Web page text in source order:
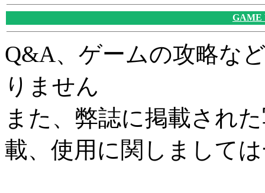
GAME
Q&A、ゲームの攻略な
りません
また、弊誌に掲載され
載、使用に関しまして